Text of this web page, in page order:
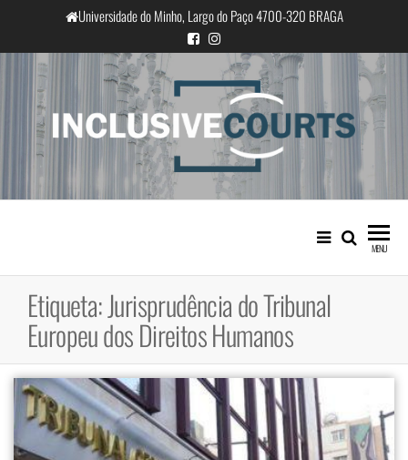
o
conteúdo
Universidade do Minho, Largo do Paço 4700-320 BRAGA
InclusiveCourts
Igualdade e diferença cultural na
prática judicial portuguesa
MENU
Etiqueta:Jurisprudência do Tribunal
Europeu dos Direitos Humanos